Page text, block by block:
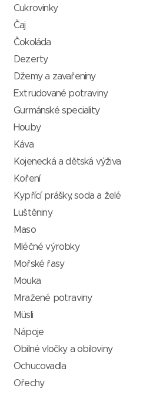
Cukrovinky
Čaj
Čokoláda
Dezerty
Džemy a zavařeniny
Extrudované potraviny
Gurmánské speciality
Houby
Káva
Kojenecká a dětská výživa
Koření
Kypřící prášky, soda a želé
Luštěniny
Maso
Mléčné výrobky
Mořské řasy
Mouka
Mražené potraviny
Müsli
Nápoje
Obilné vločky a obiloviny
Ochucovadla
Ořechy